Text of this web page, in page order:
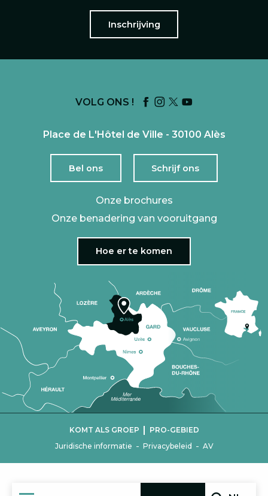
Inschrijving
VOLG ONS !
Place de L'Hôtel de Ville - 30100 Alès
Bel ons Schrijf ons
Onze brochures
Onze benadering van vooruitgang
Hoe er te komen
Juridische informatie - Privacybeleid - AV
KOMT ALS GROEP | PRO-GEBIED